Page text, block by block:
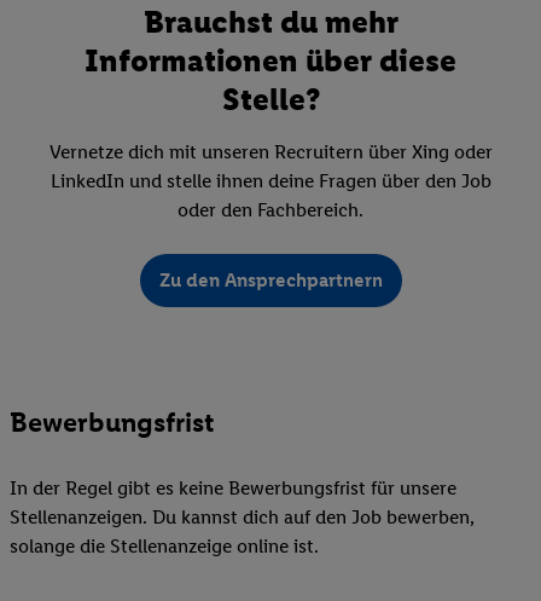
Brauchst du mehr
Informationen über diese
Stelle?
Vernetze dich mit unseren Recruitern über Xing oder
LinkedIn und stelle ihnen deine Fragen über den Job
oder den Fachbereich.
Zu den Ansprechpartnern
Bewerbungsfrist
In der Regel gibt es keine Bewerbungsfrist für unsere
Stellenanzeigen. Du kannst dich auf den Job bewerben,
solange die Stellenanzeige online ist.